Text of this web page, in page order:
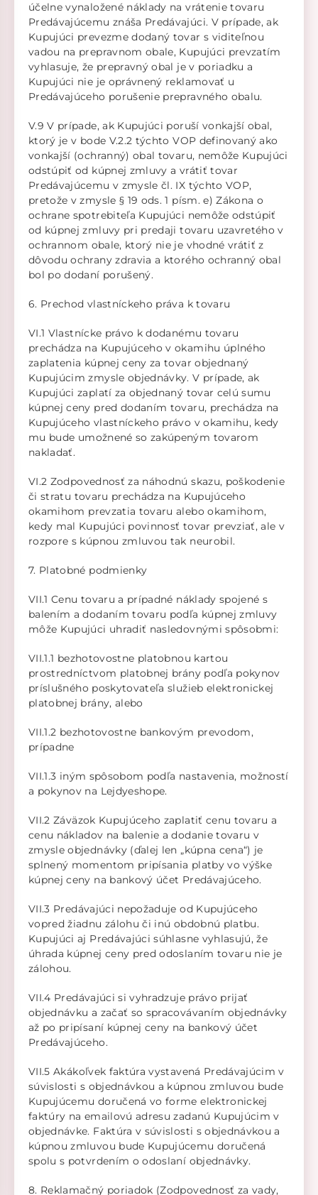
účelne vynaložené náklady na vrátenie tovaru
Predávajúcemu znáša Predávajúci. V prípade, ak
Kupujúci prevezme dodaný tovar s viditeľnou
vadou na prepravnom obale, Kupujúci prevzatím
vyhlasuje, že prepravný obal je v poriadku a
Kupujúci nie je oprávnený reklamovať u
Predávajúceho porušenie prepravného obalu.
V.9 V prípade, ak Kupujúci poruší vonkajší obal,
ktorý je v bode V.2.2 týchto VOP definovaný ako
vonkajší (ochranný) obal tovaru, nemôže Kupujúci
odstúpiť od kúpnej zmluvy a vrátiť tovar
Predávajúcemu v zmysle čl. IX týchto VOP,
pretože v zmysle § 19 ods. 1 písm. e) Zákona o
ochrane spotrebiteľa Kupujúci nemôže odstúpiť
od kúpnej zmluvy pri predaji tovaru uzavretého v
ochrannom obale, ktorý nie je vhodné vrátiť z
dôvodu ochrany zdravia a ktorého ochranný obal
bol po dodaní porušený.
6. Prechod vlastníckeho práva k tovaru
VI.1 Vlastnícke právo k dodanému tovaru
prechádza na Kupujúceho v okamihu úplného
zaplatenia kúpnej ceny za tovar objednaný
Kupujúcim zmysle objednávky. V prípade, ak
Kupujúci zaplatí za objednaný tovar celú sumu
kúpnej ceny pred dodaním tovaru, prechádza na
Kupujúceho vlastníckeho právo v okamihu, kedy
mu bude umožnené so zakúpeným tovarom
nakladať.
VI.2 Zodpovednosť za náhodnú skazu, poškodenie
či stratu tovaru prechádza na Kupujúceho
okamihom prevzatia tovaru alebo okamihom,
kedy mal Kupujúci povinnosť tovar prevziať, ale v
rozpore s kúpnou zmluvou tak neurobil.
7. Platobné podmienky
VII.1 Cenu tovaru a prípadné náklady spojené s
balením a dodaním tovaru podľa kúpnej zmluvy
môže Kupujúci uhradiť nasledovnými spôsobmi:
VII.1.1 bezhotovostne platobnou kartou
prostredníctvom platobnej brány podľa pokynov
príslušného poskytovateľa služieb elektronickej
platobnej brány, alebo
VII.1.2 bezhotovostne bankovým prevodom,
prípadne
VII.1.3 iným spôsobom podľa nastavenia, možností
a pokynov na Lejdyeshope.
VII.2 Záväzok Kupujúceho zaplatiť cenu tovaru a
cenu nákladov na balenie a dodanie tovaru v
zmysle objednávky (ďalej len „kúpna cena“) je
splnený momentom pripísania platby vo výške
kúpnej ceny na bankový účet Predávajúceho.
VII.3 Predávajúci nepožaduje od Kupujúceho
vopred žiadnu zálohu či inú obdobnú platbu.
Kupujúci aj Predávajúci súhlasne vyhlasujú, že
úhrada kúpnej ceny pred odoslaním tovaru nie je
zálohou.
VII.4 Predávajúci si vyhradzuje právo prijať
objednávku a začať so spracovávaním objednávky
až po pripísaní kúpnej ceny na bankový účet
Predávajúceho.
VII.5 Akákoľvek faktúra vystavená Predávajúcim v
súvislosti s objednávkou a kúpnou zmluvou bude
Kupujúcemu doručená vo forme elektronickej
faktúry na emailovú adresu zadanú Kupujúcim v
objednávke. Faktúra v súvislosti s objednávkou a
kúpnou zmluvou bude Kupujúcemu doručená
spolu s potvrdením o odoslaní objednávky.
8. Reklamačný poriadok (Zodpovednosť za vady,